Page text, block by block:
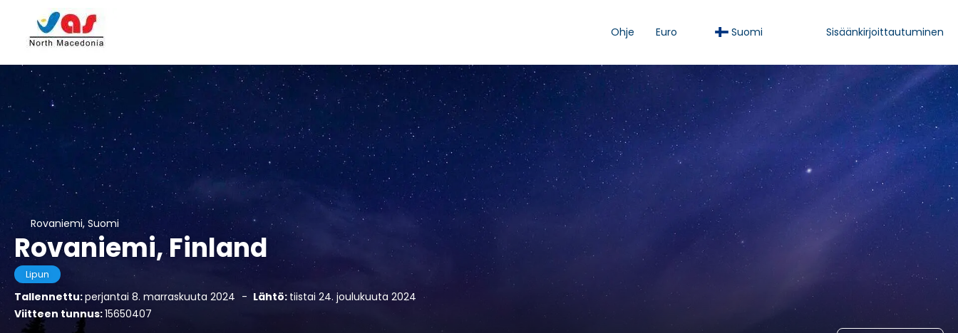
Ohje Euro Suomi Sisäänkirjoittautuminen
Rovaniemi, Suomi
Rovaniemi, Finland
Lipun
Tallennettu:perjantai 8. marraskuuta 2024 - Lähtö: tiistai 24. joulukuuta 2024
Viitteen tunnus:15650407